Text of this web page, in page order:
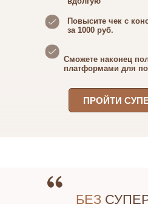
ПРОЙТИ
Повысите чек с
за 1000 руб.
Сможете наконец
платформами для
БЕЗ